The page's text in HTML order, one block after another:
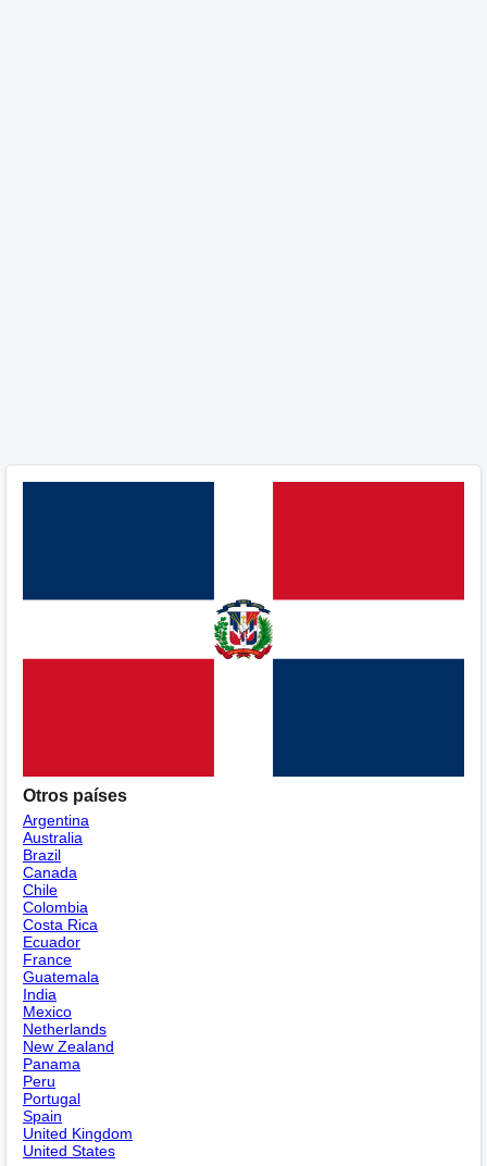
Otros países
Argentina
Australia
Brazil
Canada
Chile
Colombia
Costa Rica
Ecuador
France
Guatemala
India
Mexico
Netherlands
New Zealand
Panama
Peru
Portugal
Spain
United Kingdom
United States